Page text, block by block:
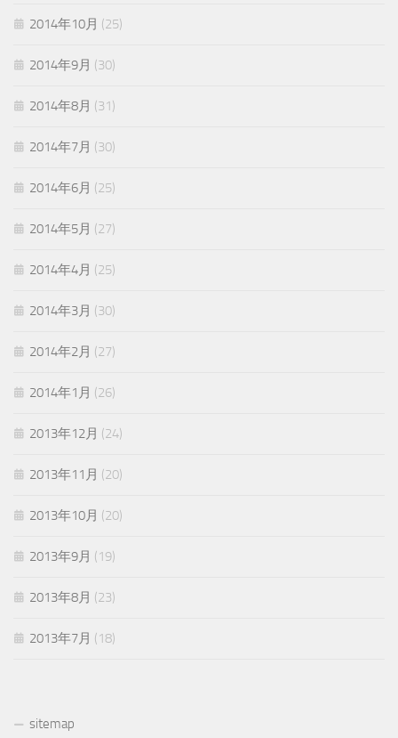
2014年10月 (25)
2014年9月 (30)
2014年8月 (31)
2014年7月 (30)
2014年6月 (25)
2014年5月 (27)
2014年4月 (25)
2014年3月 (30)
2014年2月 (27)
2014年1月 (26)
2013年12月 (24)
2013年11月 (20)
2013年10月 (20)
2013年9月 (19)
2013年8月 (23)
2013年7月 (18)
sitemap